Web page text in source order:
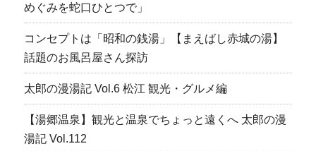
めぐみを蛇口ひとつで」
コンセプトは「昭和の銭湯」【まえばし赤城の湯】
話題のお風呂屋さん探訪
太郎の漫湯記 Vol.6 松江 観光・グルメ編
【湯郷温泉】観光と温泉でちょっと遠くへ 太郎の漫
湯記 Vol.112